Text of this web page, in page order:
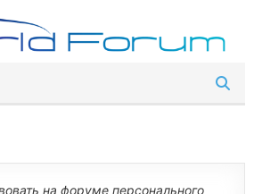
на форуме персонального